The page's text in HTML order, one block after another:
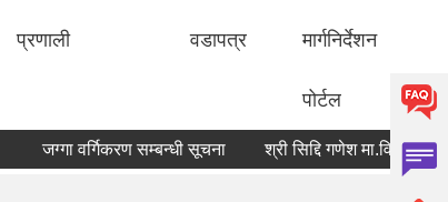
प्रणाली वडापत्र मार्गनिर्देशन
पोर्टल
जग्गा वर्गिकरण सम्बन्धी सूचना श्री सिद्दि गणेश मा.वि. मा